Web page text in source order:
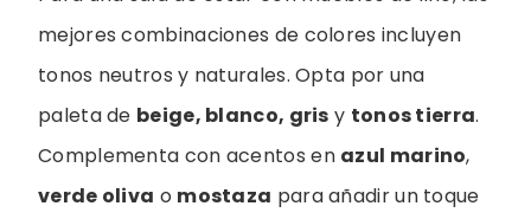
mejores combinaciones de colores incluyen
tonos neutros y naturales. Opta por una
paleta de beige, blanco, gris y tonos tierra.
Complementa con acentos en azul marino,
verde oliva o mostaza para añadir un toque